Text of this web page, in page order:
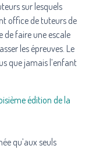
sur lesquels
office de tuteurs de
de faire une escale
les épreuves. Le
que jamais l’enfant
édition de la
qu’aux seuls